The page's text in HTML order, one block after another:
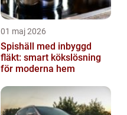
01 maj 2026
Spishäll med inbyggd
fläkt: smart kökslösning
för moderna hem